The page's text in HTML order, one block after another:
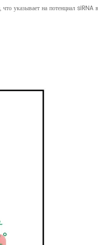
указывает на потенциал siRNA